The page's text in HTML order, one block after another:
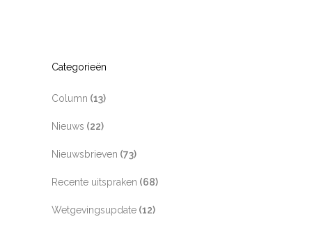
Categorieën
Column (13)
Nieuws (22)
Nieuwsbrieven (73)
Recente uitspraken (68)
Wetgevingsupdate (12)